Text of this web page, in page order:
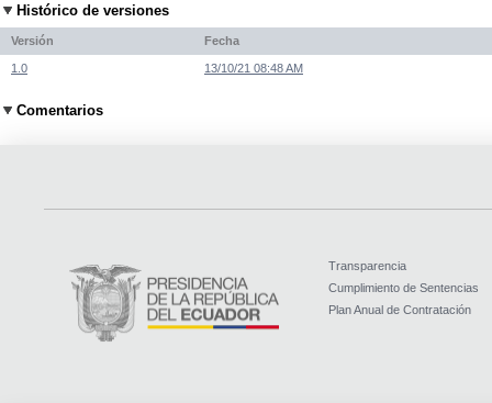
Histórico de versiones
Versión Fecha
1.0 13/10/21 08:48 AM
Comentarios
Transparencia
Cumplimiento de Sentencias
Plan Anual de Contratación